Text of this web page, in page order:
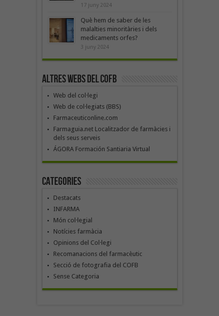
17 juny 2024
Què hem de saber de les
malalties minoritàries i dels
medicaments orfes?
3 juny 2024
Altres webs del COFB
Web del col·legi
Web de col·legiats (BBS)
Farmaceuticonline.com
Farmaguia.net Localitzador de farmàcies i
dels seus serveis
ÁGORA Formación Santiaria Virtual
Categories
Destacats
INFARMA
Món col·legial
Notícies farmàcia
Opinions del Col·legi
Recomanacions del farmacèutic
Secció de fotografia del COFB
Sense Categoria